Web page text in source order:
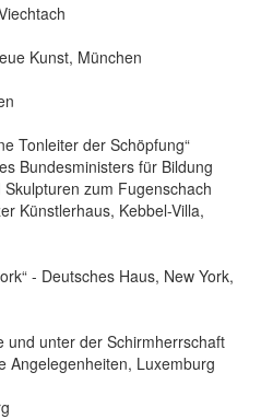
Kunst, München
Tonleiter der Schöpfung“
Bundesministers für Bildung
zum Fugenschach
Künstlerhaus, Kebbel-Villa,
- Deutsches Haus, New York,
und unter der Schirmherrschaft
Angelegenheiten, Luxemburg